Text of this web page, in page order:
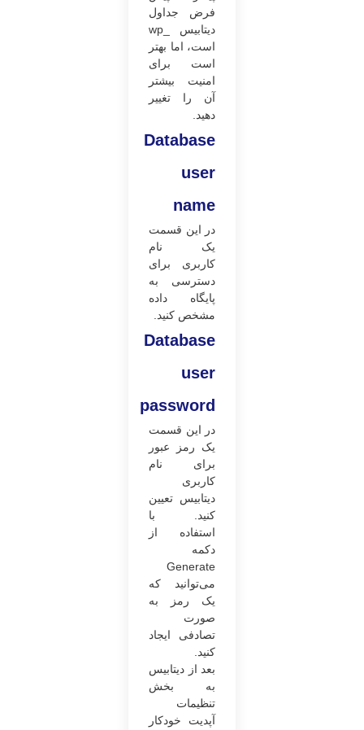
فرض جداول
دیتابیس _wp
است، اما بهتر
است برای
امنیت بیشتر
آن را تغییر
دهید.
Database
user
name
در این قسمت
یک نام
کاربری برای
دسترسی به
پایگاه داده
مشخص کنید.
Database
user
password
در این قسمت
یک رمز عبور
برای نام
کاربری
دیتابیس تعیین
کنید. با
استفاده از
دکمه
Generate
می‌توانید که
یک رمز به
صورت
تصادفی ایجاد
کنید.
بعد از دیتابیس
به بخش
تنظیمات
آپدیت خودکار